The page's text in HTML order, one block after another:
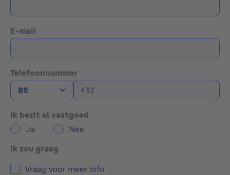
E-mail
Telefoonnummer
Ik bezit al vastgoed
Ja
Nee
Ik zou graag
Vraag voor meer info